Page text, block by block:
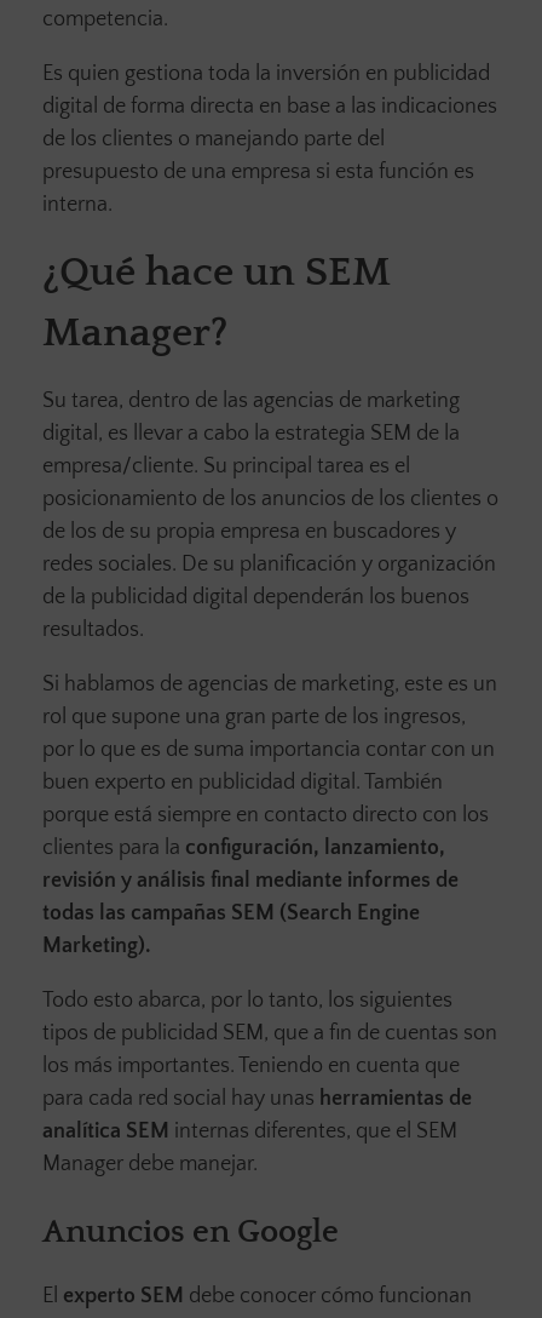
competencia.
Es quien gestiona toda la inversión en publicidad
digital de forma directa en base a las indicaciones
de los clientes o manejando parte del
presupuesto de una empresa si esta función es
interna.
¿Qué hace un SEM
Manager?
Su tarea, dentro de las agencias de marketing
digital, es llevar a cabo la estrategia SEM de la
empresa/cliente. Su principal tarea es el
posicionamiento de los anuncios de los clientes o
de los de su propia empresa en buscadores y
redes sociales. De su planificación y organización
de la publicidad digital dependerán los buenos
resultados.
Si hablamos de agencias de marketing, este es un
rol que supone una gran parte de los ingresos,
por lo que es de suma importancia contar con un
buen experto en publicidad digital. También
porque está siempre en contacto directo con los
clientes para la configuración, lanzamiento,
revisión y análisis final mediante informes de
todas las campañas SEM (Search Engine
Marketing).
Todo esto abarca, por lo tanto, los siguientes
tipos de publicidad SEM, que a fin de cuentas son
los más importantes. Teniendo en cuenta que
para cada red social hay unas herramientas de
analítica SEM internas diferentes, que el SEM
Manager debe manejar.
Anuncios en Google
El experto SEM debe conocer cómo funcionan